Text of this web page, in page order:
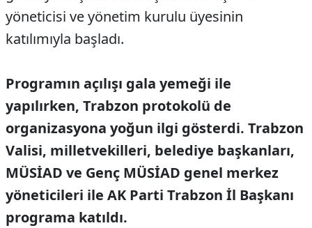
yöneticisi ve yönetim kurulu üyesinin
katılımıyla başladı.
Programın açılışı gala yemeği ile
yapılırken, Trabzon protokolü de
organizasyona yoğun ilgi gösterdi. Trabzon
Valisi, milletvekilleri, belediye başkanları,
MÜSİAD ve Genç MÜSİAD genel merkez
yöneticileri ile AK Parti Trabzon İl Başkanı
programa katıldı.